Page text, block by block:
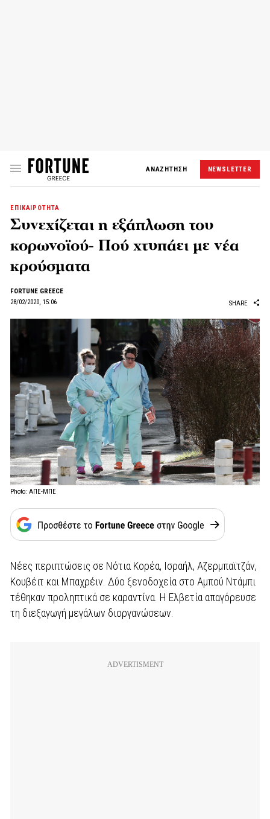
ΑΝΑΖΗΤΗΣΗ NEWSLETTER
ΕΠΙΚΑΙΡΟΤΗΤΑ
Συνεχίζεται η εξάπλωση του
κορωνοϊού- Πού χτυπάει με νέα
κρούσματα
FORTUNE GREECE
28/02/2020, 15:06
SHARE
Photo: ΑΠΕ-ΜΠΕ
Νέες περιπτώσεις σε Νότια Κορέα, Ισραήλ, Αζερμπαϊτζάν,
Κουβέιτ και Μπαχρέιν. Δύο ξενοδοχεία στο Αμπού Ντάμπι
τέθηκαν προληπτικά σε καραντίνα. Η Ελβετία απαγόρευσε
τη διεξαγωγή μεγάλων διοργανώσεων.